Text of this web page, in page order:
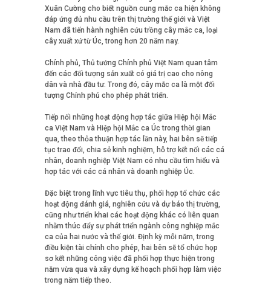
Xuân Cường cho biết nguồn cung mắc ca hiện không
đáp ứng đủ nhu cầu trên thị trường thế giới và Việt
Nam đã tiến hành nghiên cứu trồng cây mắc ca, loại
cây xuất xứ từ Úc, trong hơn 20 năm nay.
Chính phủ, Thủ tướng Chính phủ Việt Nam quan tâm
đến các đối tượng sản xuất có giá trị cao cho nông
dân và nhà đầu tư. Trong đó, cây mắc ca là một đối
tượng Chính phủ cho phép phát triển.
Tiếp nối những hoạt động hợp tác giữa Hiệp hội Mắc
ca Việt Nam và Hiệp hội Mắc ca Úc trong thời gian
qua, theo thỏa thuận hợp tác lần này, hai bên sẽ tiếp
tục trao đổi, chia sẻ kinh nghiệm, hỗ trợ kết nối các cá
nhân, doanh nghiệp Việt Nam có nhu cầu tìm hiểu và
hợp tác với các cá nhân và doanh nghiệp Úc.
Đặc biệt trong lĩnh vực tiêu thụ, phối hợp tổ chức các
hoạt động đánh giá, nghiên cứu và dự báo thị trường,
cũng như triển khai các hoạt động khác có liên quan
nhằm thúc đẩy sự phát triển ngành công nghiệp mắc
ca của hai nước và thế giới. Định kỳ mỗi năm, trong
điều kiện tài chính cho phép, hai bên sẽ tổ chức họp
sơ kết những công việc đã phối hợp thực hiện trong
năm vừa qua và xây dựng kế hoạch phối hợp làm việc
trong năm tiếp theo.